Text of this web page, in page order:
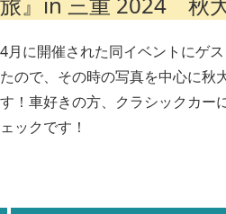
4月に開催された同イベントにゲ
たので、その時の写真を中心に秋
す！車好きの方、クラシックカー
ェックです！